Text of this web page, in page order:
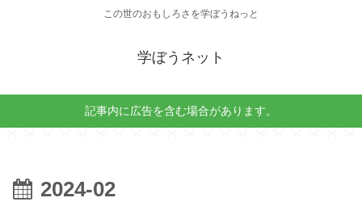
この世のおもしろさを学ぼうねっと
学ぼうネット
記事内に広告を含む場合があります。
2024-02